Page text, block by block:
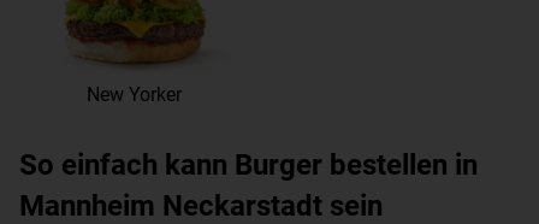
New Yorker
So einfach kann Burger bestellen in
Mannheim Neckarstadt sein